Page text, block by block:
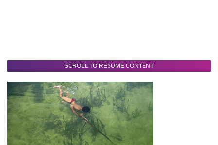
SCROLL TO RESUME CONTENT